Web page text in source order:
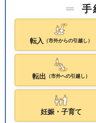
手
転入 （市外からの引越し）
転出 （市外への引越し）
妊娠・子育て